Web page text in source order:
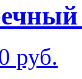
руб.